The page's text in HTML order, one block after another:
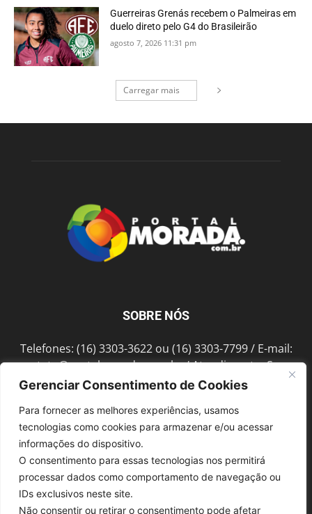
Gerenciar Consentimento de Cookies
Para fornecer as melhores experiências, usamos
tecnologias como cookies para armazenar e/ou acessar
informações do dispositivo.
O consentimento para essas tecnologias nos permitirá
processar dados como comportamento de navegação ou
IDs exclusivos neste site.
Não consentir ou retirar o consentimento pode afetar
Guerreiras Grenás recebem o Palmeiras em
duelo direto pelo G4 do Brasileirão
agosto 7, 2026 11:31 pm
Carregar mais
SOBRE NÓS
Telefones: (16) 3303-3622 ou (16) 3303-7799 / E-mail:
contato@portalmorada.com.br/ Atendimento: Seg a
Sex das 8h às 18h / Endereço: Av. Bento de Abreu, 889
SIGA-NOS